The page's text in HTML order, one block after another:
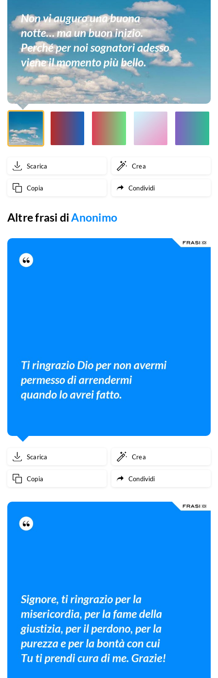
notte…
ma
un
buon
inizio.
Perché
per
noi
sognatori
adesso
il
momento
più
Scarica Crea
Copia Condividi
Altre frasi diAnonimo
Scarica Crea
Copia Condividi